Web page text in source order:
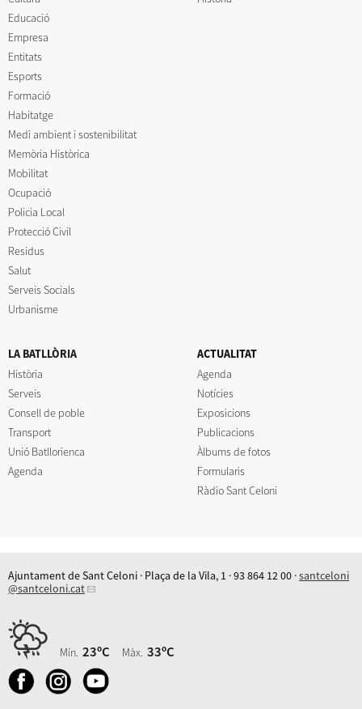
Educació
Empresa
Entitats
Esports
Formació
Habitatge
Medi ambient i sostenibilitat
Memòria Històrica
Mobilitat
Ocupació
Policia Local
Protecció Civil
Residus
Salut
Serveis Socials
Urbanisme
LA BATLLÒRIA
Història
Serveis
Consell de poble
Transport
Unió Batllorienca
Agenda
ACTUALITAT
Agenda
Notícies
Exposicions
Publicacions
Àlbums de fotos
Formularis
Ràdio Sant Celoni
Ajuntament de Sant Celoni · Plaça de la Vila, 1 · 93 864 12 00 ·santceloni
@santceloni.cat
Mín. 23ºC Màx. 33ºC